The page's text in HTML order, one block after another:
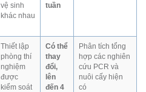
vệ sinh
khác nhau
tuần
Thiết lập
phòng thí
nghiệm
được
kiểm soát
Có thể
thay
đổi,
lên
đến 4
Phân tích tổng
hợp các nghiên
cứu PCR và
nuôi cấy hiện
có